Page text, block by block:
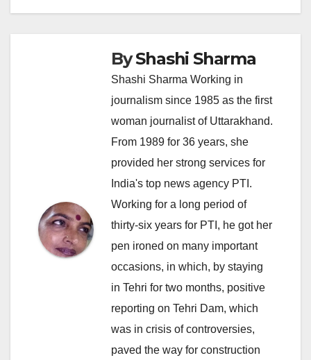
ByShashi Sharma
Shashi Sharma Working in
journalism since 1985 as the first
woman journalist of Uttarakhand.
From 1989 for 36 years, she
provided her strong services for
India's top news agency PTI.
Working for a long period of
thirty-six years for PTI, he got her
pen ironed on many important
occasions, in which, by staying
in Tehri for two months, positive
reporting on Tehri Dam, which
was in crisis of controversies,
paved the way for construction